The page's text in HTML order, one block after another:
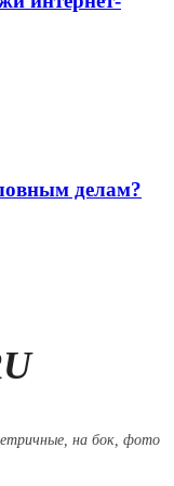
делам?
на бок, фото